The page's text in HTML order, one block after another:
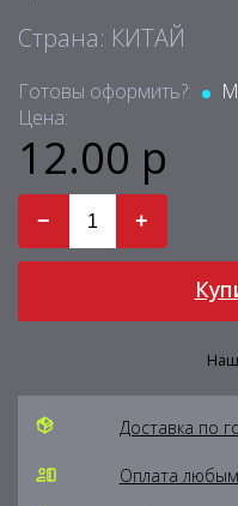
Страна: КИТАЙ
Готовы оформить?:
Цена:
12.00 р
− +
Доставка по
Оплата